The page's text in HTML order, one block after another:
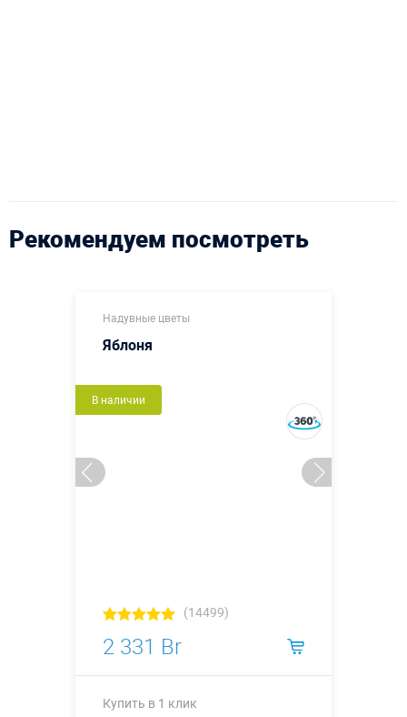
Рекомендуем посмотреть
Надувные цветы
Яблоня
В наличии
(14499)
2 331 Br
Купить в 1 клик